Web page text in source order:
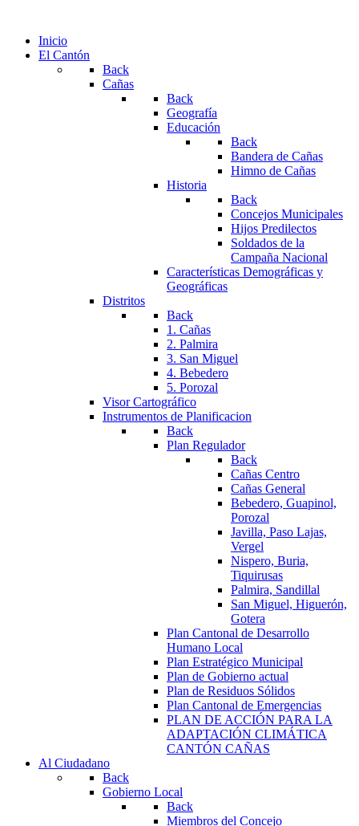
Inicio
El Cantón
Back
Cañas
Back
Geografía
Educación
Back
Bandera de Cañas
Himno de Cañas
Historia
Back
Concejos Municipales
Hijos Predilectos
Soldados de la
Campaña Nacional
Características Demográficas y
Geográficas
Distritos
Back
1. Cañas
2. Palmira
3. San Miguel
4. Bebedero
5. Porozal
Visor Cartográfico
Instrumentos de Planificacion
Back
Plan Regulador
Back
Cañas Centro
Cañas General
Bebedero, Guapinol,
Porozal
Javilla, Paso Lajas,
Vergel
Nispero, Buria,
Tiquirusas
Palmira, Sandillal
San Miguel, Higuerón,
Gotera
Plan Cantonal de Desarrollo
Humano Local
Plan Estratégico Municipal
Plan de Gobierno actual
Plan de Residuos Sólidos
Plan Cantonal de Emergencias
PLAN DE ACCIÓN PARA LA
ADAPTACIÓN CLIMÁTICA
CANTÓN CAÑAS
Al Ciudadano
Back
Gobierno Local
Back
Miembros del Concejo